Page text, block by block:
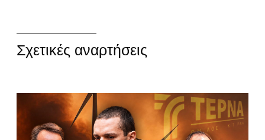
Σχετικές αναρτήσεις